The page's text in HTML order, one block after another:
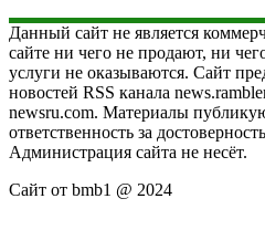
Данный сайт не является
сайте ни чего не продают, ни
услуги не оказываются. Сайт
новостей RSS канала
newsru.com. Материалы
ответственность за
Администрация сайта не несёт.
Сайт от bmb1 @ 2024